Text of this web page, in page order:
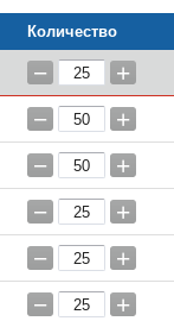
Количество
− +
− +
− +
− +
− +
− +